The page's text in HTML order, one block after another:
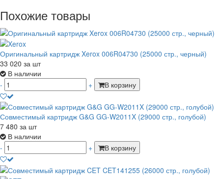
Похожие товары
Оригинальный картридж Xerox 006R04730 (25000 стр., черный)
33 020 за шт
В наличии
-
+ В корзину
Совместимый картридж G&G GG-W2011X (29000 стр., голубой)
7 480 за шт
В наличии
-
+ В корзину